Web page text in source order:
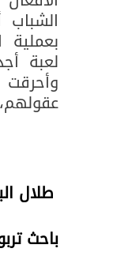
لعبة
طلال
باحث